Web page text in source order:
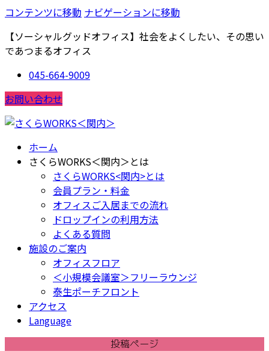
コンテンツに移動 ナビゲーションに移動
【ソーシャルグッドオフィス】社会をよくしたい、その思い
であつまるオフィス
045-664-9009
お問い合わせ
ホーム
さくらWORKS＜関内＞とは
さくらWORKS<関内>とは
会員プラン・料金
オフィスご入居までの流れ
ドロップインの利用方法
よくある質問
施設のご案内
オフィスフロア
＜小規模会議室＞フリーラウンジ
泰生ポーチフロント
アクセス
Language
投稿ページ